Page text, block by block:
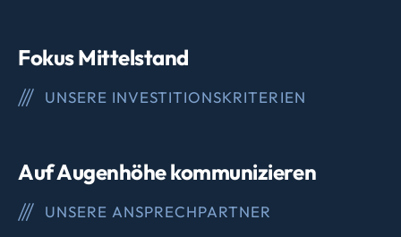
Fokus Mittelstand
UNSERE INVESTITIONSKRITERIEN
Auf Augenhöhe kommunizieren
UNSERE ANSPRECHPARTNER